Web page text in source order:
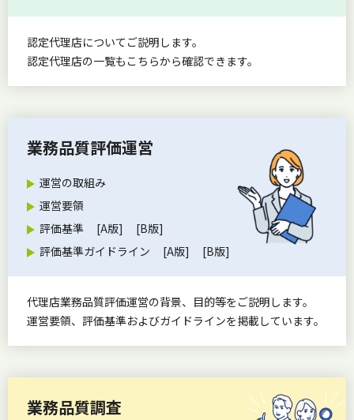
運
認定代理店についてご説明します。
認定代理店の一覧もこちらから確認できます。
業務品質評価運営
運営の取組み
運営要領
評価基準
[A版]
[B版]
評価基準ガイドライン
[A版] [B版]
代理店業務品質評価運営の背景、目的等をご説明します。
運営要領、評価基準およびガイドラインを掲載しています。
業務品質調査